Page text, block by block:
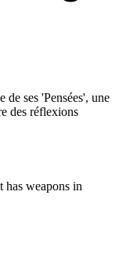
de ses 'Pensées', une
des réflexions
has weapons in